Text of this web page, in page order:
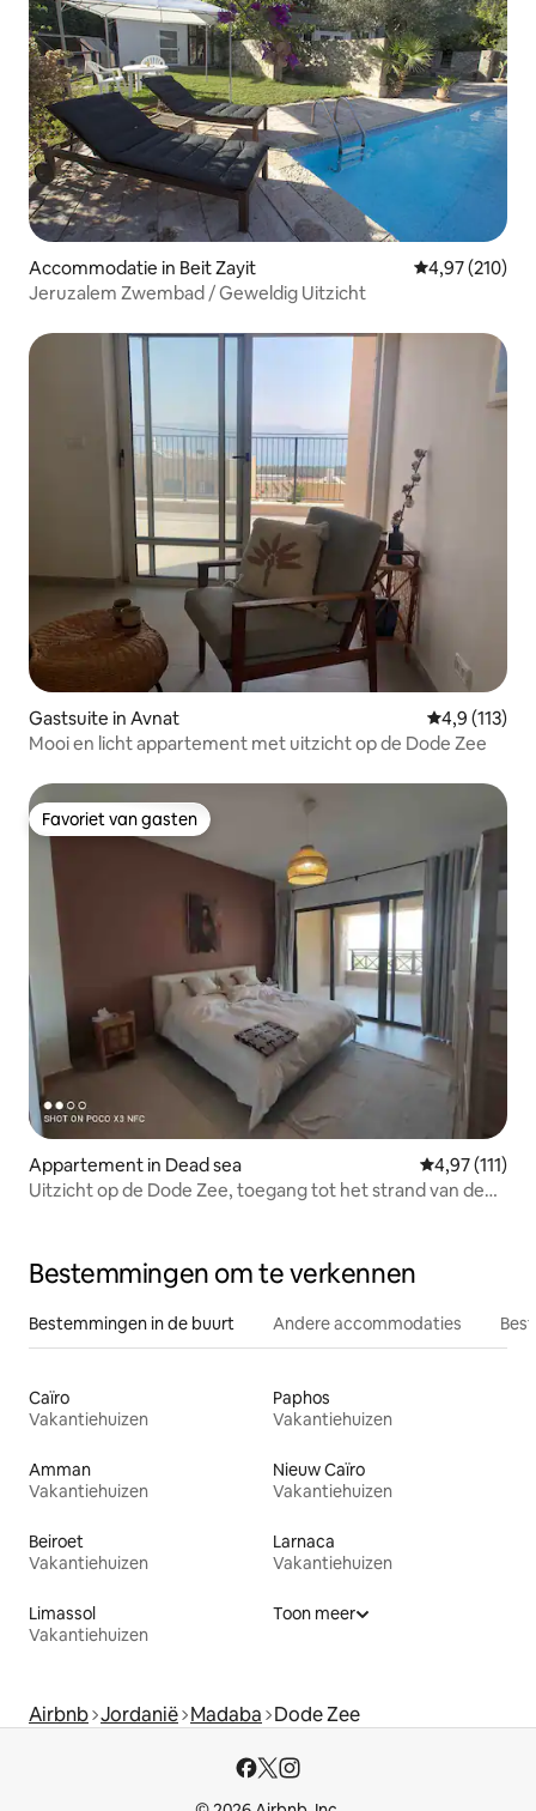
Accommodatie in Beit Zayit Gemiddelde
4,97 (210)
Jeruzalem Zwembad / Geweldig Uitzicht
Gastsuite in Avnat Gemiddelde
4,9 (113)
Mooi en licht appartement met uitzicht op de Dode Zee
Favoriet van gasten
Favoriet van gasten
Appartement in Dead sea Gemiddelde
4,97 (111)
Uitzicht op de Dode Zee, toegang tot het strand van de
Bestemmingen om te verkennen
Bestemmingen in de buurt Andere accommodaties
Caïro
Vakantiehuizen
Paphos
Vakantiehuizen
Amman
Vakantiehuizen
Nieuw Caïro
Vakantiehuizen
Beiroet
Vakantiehuizen
Larnaca
Vakantiehuizen
Limassol
Vakantiehuizen
Toon meer
Airbnb Jordanië Madaba Dode Zee